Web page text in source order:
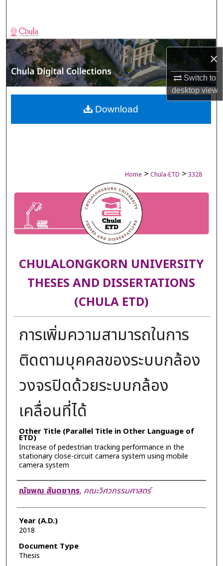
×
Switch to
desktopview
Browse Collections
My Account
About
Digital Commons Network™
Home > Chula-ETD > 3328
CHULALONGKORN UNIVERSITY
THESES AND DISSERTATIONS
(CHULA ETD)
การเพิ่มความสามารถในการ
ติดตามบุคคลของระบบกล้อง
วงจรปิดด้วยระบบกล้อง
เคลื่อนที่ได้
Other Title (Parallel Title in Other Language of
ETD)
Increase of pedestrian tracking performance in the
stationary close-circuit camera system using mobile
camera system
Author
ณัชพณ สันตยากร, คณะวิศวกรรมศาสตร์
Year (A.D.)
2018
Document Type
Thesis
Download